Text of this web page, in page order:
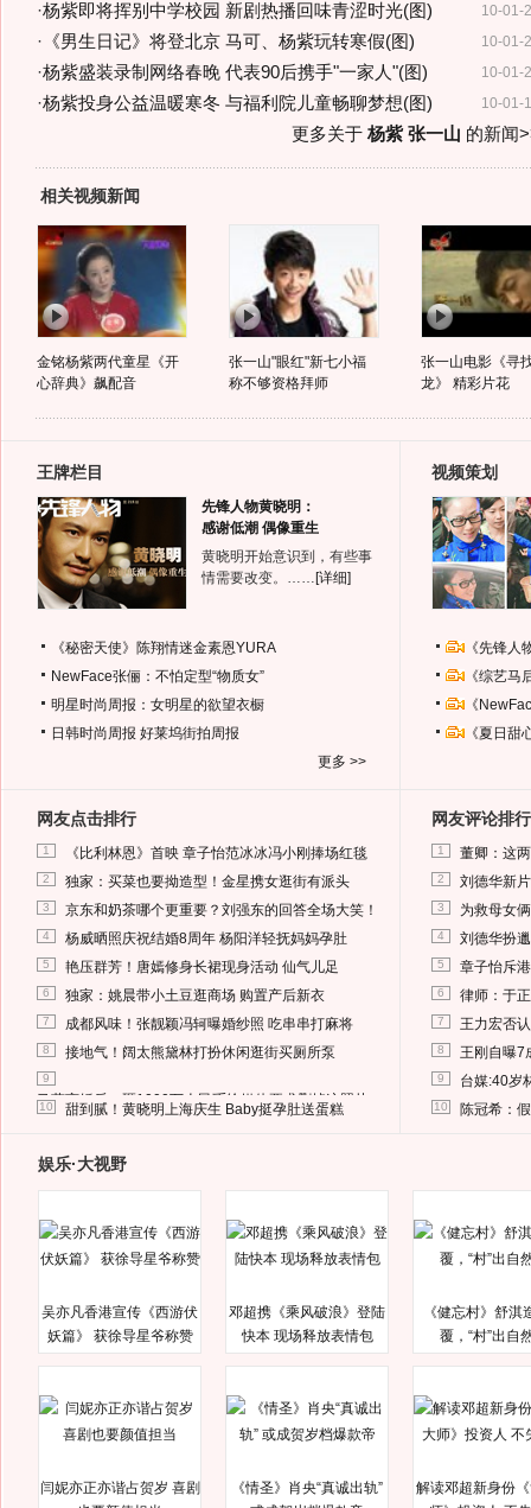
10-01-
·杨紫即将挥别中学校园 新剧热播回味青涩时光(图)
10-01-
· 《男生日记》将登北京 马可、杨紫玩转寒假(图)
10-01-
·杨紫盛装录制网络春晚 代表90后携手"一家人"(图)
10-01-
·杨紫投身公益温暖寒冬 与福利院儿童畅聊梦想(图)
更多关于 杨紫 张一山 的新闻
相关视频新闻
金铭杨紫两代童星《开
心辞典》飙配音
张一山"眼红"新七小福
称不够资格拜师
张一山电影《寻
龙》 精彩片花
王牌栏目
先锋人物黄晓明：
感谢低潮 偶像重生
黄晓明开始意识到，有些事
情需要改变。…… [详细]
《秘密天使》陈翔情迷金素恩YURA
NewFace张俪：不怕定型“物质女”
明星时尚周报：女明星的欲望衣橱
日韩时尚周报 好莱坞街拍周报
更多 >>
视频策划
《先锋
《综艺
《
《夏日
网友点击排行
1 《比利林恩》首映 章子怡范冰冰冯小刚捧场红毯
2 独家：买菜也要拗造型！金星携女逛街有派头
3 京东和奶茶哪个更重要？刘强东的回答全场大笑！
4 杨威晒照庆祝结婚8周年 杨阳洋轻抚妈妈孕肚
5 艳压群芳！唐嫣修身长裙现身活动 仙气儿足
6 独家：姚晨带小土豆逛商场 购置产后新衣
7 成都风味！张靓颖冯轲曝婚纱照 吃串串打麻将
8 接地气！阔太熊黛林打扮休闲逛街买厕所泵
9
马蓉离婚后，砸1000万人民币给媒体要求删掉这照片
10 甜到腻！黄晓明上海庆生 Baby挺孕肚送蛋糕
网友评论排行
1 董卿：这
2 刘德华新
3 为救母女
4 刘德华扮
5 章子怡斥
6 律师：于
7 王力宏否
8 王刚自曝7
9 台媒:40岁
10 陈冠希：
娱乐·大视野
吴亦凡香港宣传《西游伏
妖篇》 获徐导星爷称赞
邓超携《乘风破浪》登陆
快本 现场释放表情包
《健忘村》舒淇
覆，“村”出自
闫妮亦正亦谐占贺岁 喜剧
《情圣》肖央“真诚出轨”
解读邓超新身份